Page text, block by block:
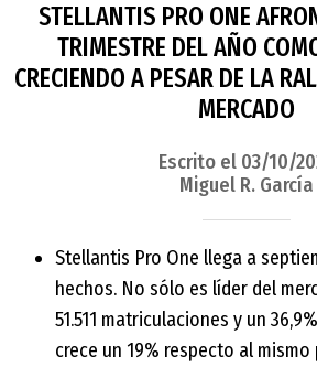
STELLANTIS PRO ONE
TRIMESTRE DEL AÑO
CRECIENDO A PESAR DE LA
MERCADO
Escrito el 03/10/
Miguel R. García
Stellantis Pro One llega a
hechos. No sólo es líder del
51.511 matriculaciones y un
crece un 19% respecto al